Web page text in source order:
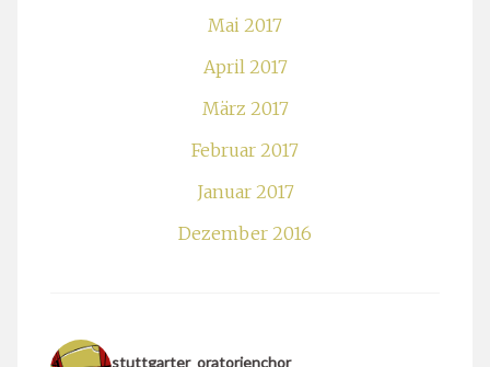
Mai 2017
April 2017
März 2017
Februar 2017
Januar 2017
Dezember 2016
stuttgarter_oratorienchor